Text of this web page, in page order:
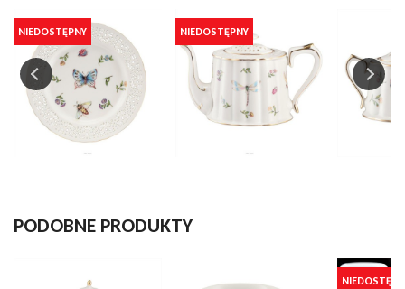
W magazynie 5 Przedmioty
Opis
Kolekcja
Aurelia
Marka
Pielęgnacja
NIEDOSTĘPNY NIEDOSTĘPNY
PODOBNE PRODUKTY